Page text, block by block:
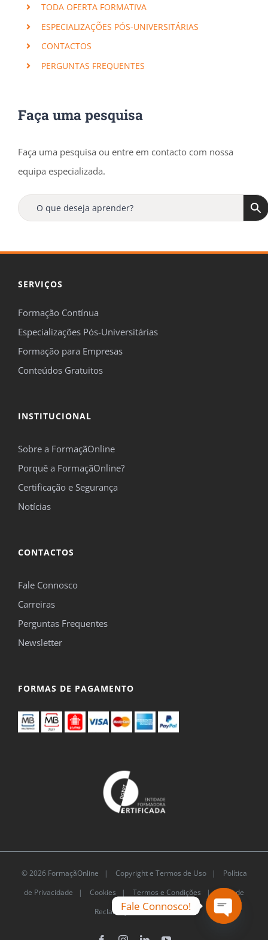
TODA OFERTA FORMATIVA
ESPECIALIZAÇÕES PÓS-UNIVERSITÁRIAS
CONTACTOS
PERGUNTAS FREQUENTES
Faça uma pesquisa
Faça uma pesquisa ou entre em contacto com nossa
equipa especializada.
SERVIÇOS
Formação Contínua
Especializações Pós-Universitárias
Formação para Empresas
Conteúdos Gratuitos
INSTITUCIONAL
Sobre a FormaçãOnline
Porquê a FormaçãOnline?
Certificação e Segurança
Notícias
CONTACTOS
Fale Connosco
Carreiras
Perguntas Frequentes
Newsletter
FORMAS DE PAGAMENTO
© 2026 FormaçãOnline | Copyright e Termos de Uso|
Política
de Privacidade | Cookies | Termos e Condições |Livro de
Reclamações Eletrónico
Fale Connosco!